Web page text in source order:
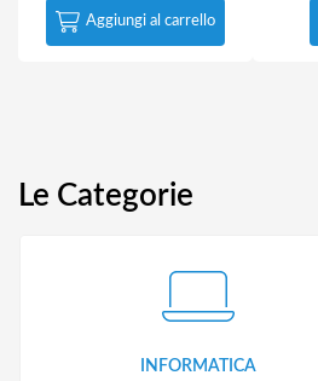
Aggiungi al carrello
Le Categorie
INFORMATICA